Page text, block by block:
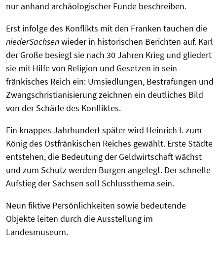
nur anhand archäologischer Funde beschreiben.
Erst infolge des Konflikts mit den Franken tauchen die
niederSachsenwieder in historischen Berichten auf. Karl
der Große besiegt sie nach 30 Jahren Krieg und gliedert
sie mit Hilfe von Religion und Gesetzen in sein
fränkisches Reich ein: Umsiedlungen, Bestrafungen und
Zwangschristianisierung zeichnen ein deutliches Bild
von der Schärfe des Konfliktes.
Ein knappes Jahrhundert später wird Heinrich I. zum
König des Ostfränkischen Reiches gewählt. Erste Städte
entstehen, die Bedeutung der Geldwirtschaft wächst
und zum Schutz werden Burgen angelegt. Der schnelle
Aufstieg der Sachsen soll Schlussthema sein.
Neun fiktive Persönlichkeiten sowie bedeutende
Objekte leiten durch die Ausstellung im
Landesmuseum.